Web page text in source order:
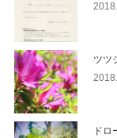
ツツ
ド